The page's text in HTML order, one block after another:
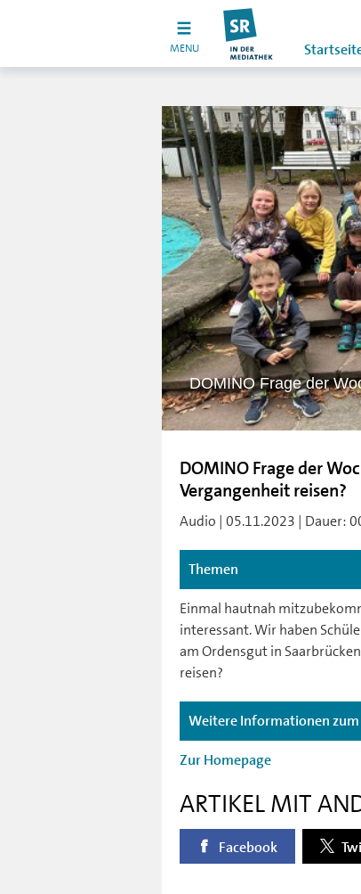
MENU
DOMINO Frage der
DOMINO Frage der
Vergangenheit reisen?
Audio | 05.11.2023 | Dauer:
Themen
Einmal hautnah
interessant. Wir haben
am Ordensgut in
reisen?
Weitere Informationen zum
Zur Homepage
ARTIKEL MIT
Facebook